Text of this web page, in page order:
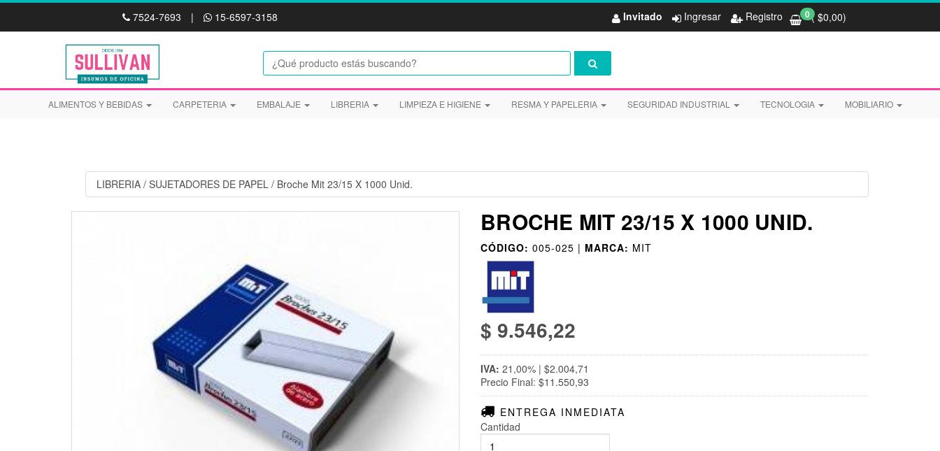
Invitado Ingresar Registro 0( $0,00)
ALIMENTOS Y BEBIDAS CARPETERIA EMBALAJE LIBRERIA LIMPIEZA E HIGIENE RESMA Y PAPELERIA SEGURIDAD INDUSTRIAL TECNOLOGIA MOBILIARIO
7524-7693 | 15-6597-3158
LIBRERIA / SUJETADORES DE PAPEL / Broche Mit 23/15 X 1000 Unid.
BROCHE MIT 23/15 X 1000 UNID.
CÓDIGO: 005-025 | MARCA: MIT
$ 9.546,22
IVA: 21,00% | $2.004,71
Precio Final: $11.550,93
ENTREGA INMEDIATA
Cantidad